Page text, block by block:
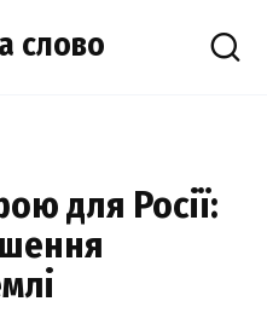
слово
для Росії: